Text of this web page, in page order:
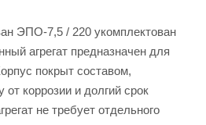
ЭПО-7,5 / 220 укомплектован
агрегат предназначен для
покрыт составом,
коррозии и долгий срок
не требует отдельного